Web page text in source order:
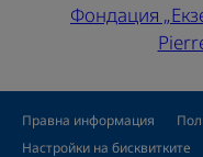
Фондация
Правна информация
Настройки на бисквитките